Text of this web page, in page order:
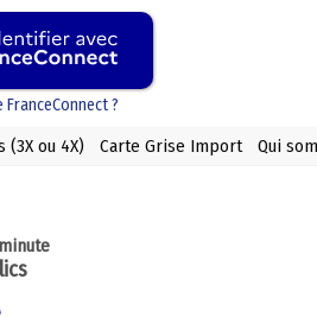
FranceConnect ?
ou 4X) Carte Grise Import Qui